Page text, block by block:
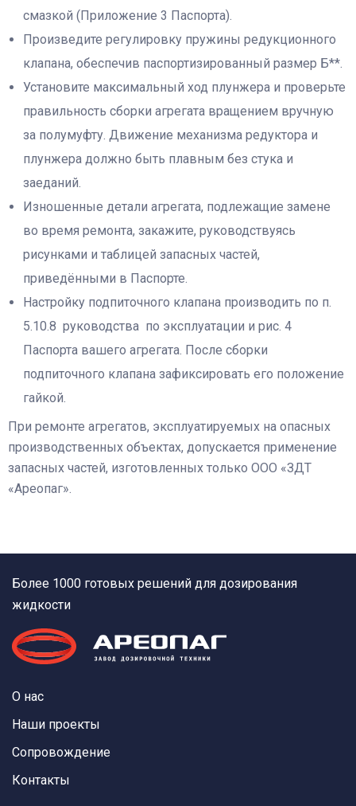
смазкой (Приложение 3 Паспорта).
Произведите регулировку пружины редукционного
клапана, обеспечив паспортизированный размер Б**.
Установите максимальный ход плунжера и проверьте
правильность сборки агрегата вращением вручную
за полумуфту. Движение механизма редуктора и
плунжера должно быть плавным без стука и
заеданий.
Изношенные детали агрегата, подлежащие замене
во время ремонта, закажите, руководствуясь
рисунками и таблицей запасных частей,
приведёнными в Паспорте.
Настройку подпиточного клапана производить по п.
5.10.8 руководства по эксплуатации и рис. 4
Паспорта вашего агрегата. После сборки
подпиточного клапана зафиксировать его положение
гайкой.
При ремонте агрегатов, эксплуатируемых на опасных
производственных объектах, допускается применение
запасных частей, изготовленных только ООО «ЗДТ
«Ареопаг».
Более 1000 готовых решений для дозирования
жидкости
О нас
Наши проекты
Сопровождение
Контакты